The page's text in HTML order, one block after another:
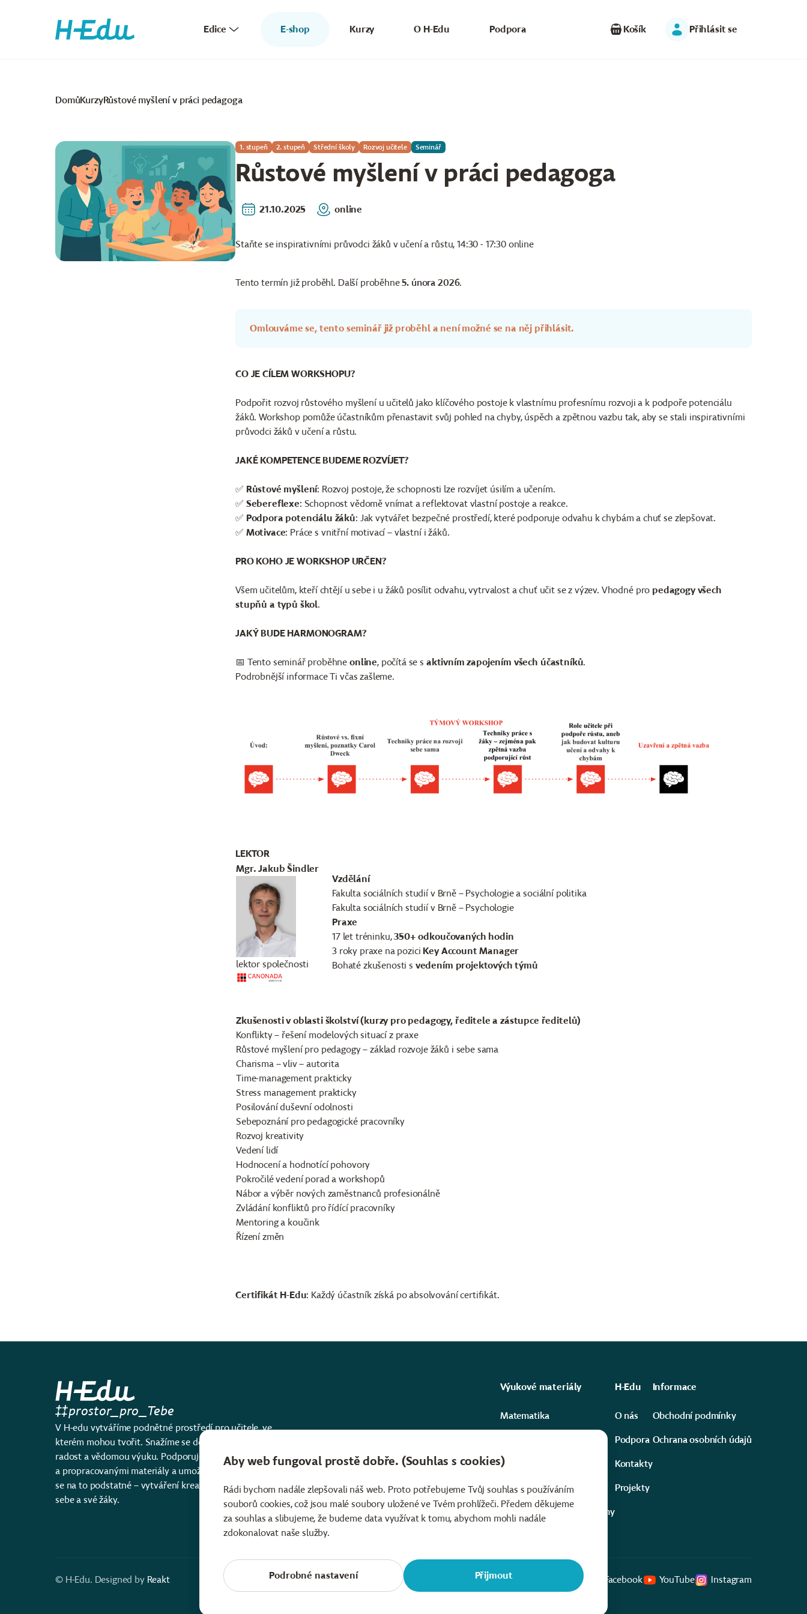
Edice E-shop Kurzy O H-Edu Podpora Košík Přihlásit se
DomůKurzyRůstové myšlení v práci pedagoga
1. stupeň 2. stupeň Střední školy Rozvoj učitele Seminář
Růstové myšlení v práci pedagoga
21.10.2025 online
Staňte se inspirativními průvodci žáků v učení a růstu, 14:30 - 17:30 online
Tento termín již proběhl. Další proběhne5. února 2026.
Omlouváme se, tento seminář již proběhl a není možné se na něj přihlásit.
CO JE CÍLEM WORKSHOPU?
Podpořit rozvoj růstového myšlení u učitelů jako klíčového postoje k vlastnímu profesnímu rozvoji a k podpoře potenciálu
žáků. Workshop pomůže účastníkům přenastavit svůj pohled na chyby, úspěch a zpětnou vazbu tak, aby se stali inspirativními
průvodci žáků v učení a růstu.
JAKÉ KOMPETENCE BUDEME ROZVÍJET?
✅ Růstové myšlení: Rozvoj postoje, že schopnosti lze rozvíjet úsilím a učením.
✅ Sebereflexe: Schopnost vědomě vnímat a reflektovat vlastní postoje a reakce.
✅ Podpora potenciálu žáků: Jak vytvářet bezpečné prostředí, které podporuje odvahu k chybám a chuť se zlepšovat.
✅ Motivace: Práce s vnitřní motivací – vlastní i žáků.
PRO KOHO JE WORKSHOP URČEN?
Všem učitelům, kteří chtějí u sebe i u žáků posílit odvahu, vytrvalost a chuť učit se z výzev. Vhodné pro pedagogy všech
stupňů a typů škol.
JAKÝ BUDE HARMONOGRAM?
📅 Tento seminář proběhne online, počítá se s aktivním zapojením všech účastníků.
Podrobnější informace Ti včas zašleme.
LEKTOR
Mgr. Jakub Šindler
lektor společnosti
Vzdělání
Fakulta sociálních studií v Brně – Psychologie a sociální politika
Fakulta sociálních studií v Brně – Psychologie
Praxe
17 let tréninku,350+ odkoučovaných hodin
3 roky praxe na pozici Key Account Manager
Bohaté zkušenosti s vedením projektových týmů
Zkušenosti v oblasti školství (kurzy pro pedagogy, ředitele a zástupce ředitelů)
Konflikty – řešení modelových situací z praxe
Růstové myšlení pro pedagogy – základ rozvoje žáků i sebe sama
Charisma – vliv – autorita
Time-management prakticky
Stress management prakticky
Posilování duševní odolnosti
Sebepoznání pro pedagogické pracovníky
Rozvoj kreativity
Vedení lidí
Hodnocení a hodnotící pohovory
Pokročilé vedení porad a workshopů
Nábor a výběr nových zaměstnanců profesionálně
Zvládání konfliktů pro řídící pracovníky
Mentoring a koučink
Řízení změn
Certifikát H-Edu: Každý účastník získá po absolvování certifikát.
prostor_pro_Tebe
V H-edu vytváříme podnětné prostředí pro učitele, ve
kterém mohou tvořit. Snažíme se do vzdělávání vnést
radost a vědomou výuku. Podporujeme učitele moderními
a propracovanými materiály a umožňujeme jim soustředit
se na to podstatné – vytváření kreativního prostoru pro
sebe a své žáky.
Výukové materiály
Matematika
Přírodní vědy #ExpEdice
Angličtina
Kurzy a rozvojové programy
H-Edu
O nás
Podpora
Kontakty
Projekty
Informace
Obchodní podmínky
Ochrana osobních údajů
©️ H-Edu. Designed by Reakt SlovenčinaEnglish Facebook YouTube Instagram
Aby web fungoval prostě dobře. (Souhlas s cookies)
Rádi bychom nadále zlepšovali náš web. Proto potřebujeme Tvůj souhlas s používáním
souborů cookies, což jsou malé soubory uložené ve Tvém prohlížeči. Předem děkujeme
za souhlas a slibujeme, že budeme data využívat k tomu, abychom mohli nadále
zdokonalovat naše služby.
Podrobné nastavení Přijmout